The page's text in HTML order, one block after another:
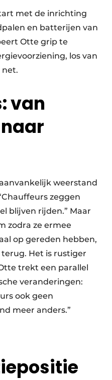
met de inrichting
en batterijen van
Otte grip te
los van
net.
van
weerstand
zeggen
blijven rijden.” Maar
zodra ze ermee
op gereden hebben,
Het is rustiger
trekt een parallel
veranderingen:
ook geen
meer anders.”